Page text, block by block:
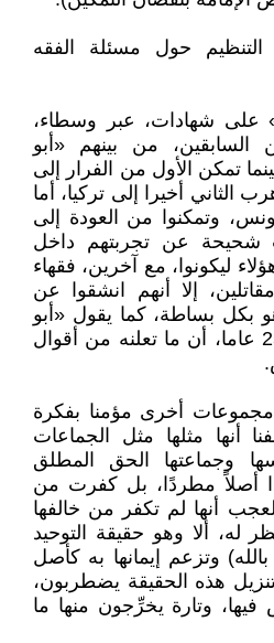
حول مسئلة الفقه
شهادات، عبر وسطاء،
من بينهم «أبو
تمكن الأول من الفرار إلى
الثاني أخيرا إلى تركيا، أما
وتمكنوا من العودة إلى
شحيحة عن تجربتهم داخل
ليكونوا، مع آخرين، فقهاء
إلا أنهم انشقوا عن
بكل بساطة، كما يقول «أبو
شعيب» البالغ من العمر 25 عاما، أن ما تعلنه من أقوال
أخرى مؤمنا بفكرة
أنها مثلها مثل الجماعات
وجماعتها الحق المطلق
أصلاً مطردًا، بل كفرت من
أنها لم تكفر من خالفها
له، ألا وهو حقيقة التوحيد
وتزعم إيمانها به كأصل
هذه الحقيقة يضطربون،
فيها، وتارة يخرِّجون منها ما